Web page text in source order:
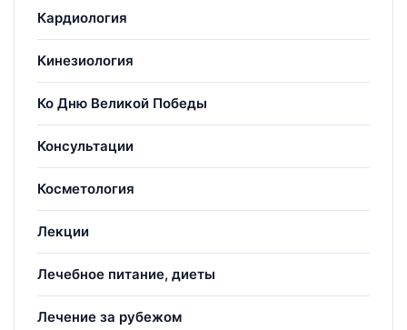
Кардиология
Кинезиология
Ко Дню Великой Победы
Консультации
Косметология
Лекции
Лечебное питание, диеты
Лечение за рубежом